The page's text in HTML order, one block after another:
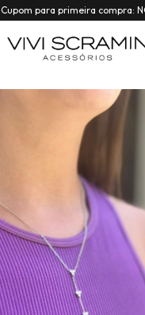
Cupom para primeira compra: